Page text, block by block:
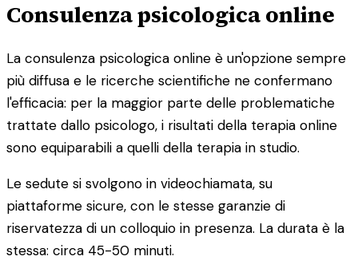
Consulenza psicologica online
La consulenza psicologica online è un'opzione sempre
più diffusa e le ricerche scientifiche ne confermano
l'efficacia: per la maggior parte delle problematiche
trattate dallo psicologo, i risultati della terapia online
sono equiparabili a quelli della terapia in studio.
Le sedute si svolgono in videochiamata, su
piattaforme sicure, con le stesse garanzie di
riservatezza di un colloquio in presenza. La durata è la
stessa: circa 45-50 minuti.